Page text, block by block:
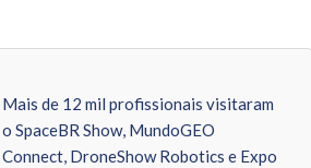
Mais de 12 mil profissionais visitaram
o SpaceBR Show, MundoGEO
Connect, DroneShow Robotics e Expo